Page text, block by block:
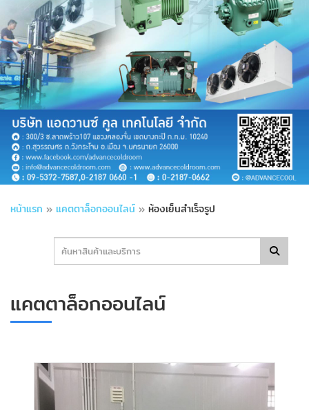
หน้าแรก » แคตตาล็อกออนไลน์ » ห้องเย็นสําเร็จรูป
แคตตาล็อกออนไลน์